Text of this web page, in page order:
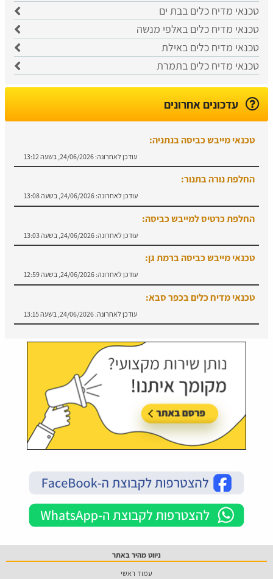
טכנאי מדיח כלים בבת ים
טכנאי מדיח כלים באלפי מנשה
טכנאי מדיח כלים באילת
טכנאי מדיח כלים בתמרת
עדכונים אחרונים
טכנאי מייבש כביסה בנתניה:
עודכן לאחרונה: 24/06/2026, בשעה 13:12
החלפת נורה בתנור:
עודכן לאחרונה: 24/06/2026, בשעה 13:08
החלפת כרטיס למייבש כביסה:
עודכן לאחרונה: 24/06/2026, בשעה 13:03
טכנאי מייבש כביסה ברמת גן:
עודכן לאחרונה: 24/06/2026, בשעה 12:59
טכנאי מדיח כלים בכפר סבא:
עודכן לאחרונה: 24/06/2026, בשעה 13:15
ניווט מהיר באתר
עמוד ראשי